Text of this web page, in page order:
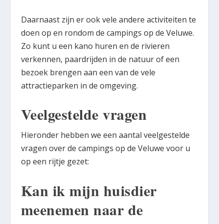
Daarnaast zijn er ook vele andere activiteiten te
doen op en rondom de campings op de Veluwe.
Zo kunt u een kano huren en de rivieren
verkennen, paardrijden in de natuur of een
bezoek brengen aan een van de vele
attractieparken in de omgeving.
Veelgestelde vragen
Hieronder hebben we een aantal veelgestelde
vragen over de campings op de Veluwe voor u
op een rijtje gezet:
Kan ik mijn huisdier
meenemen naar de